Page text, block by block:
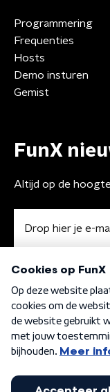
Programmering
Frequenties
Hosts
Demo insturen
Gemist
FunX
Altijd op de
Algemene